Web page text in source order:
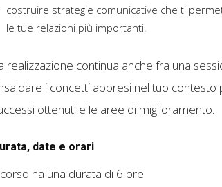
costruire strategie comunicative che ti
le tue relazioni più importanti.
realizzazione continua anche fra una
i concetti appresi nel tuo
ottenuti e le aree di miglioramento.
date e orari
ha una durata di 6 ore.